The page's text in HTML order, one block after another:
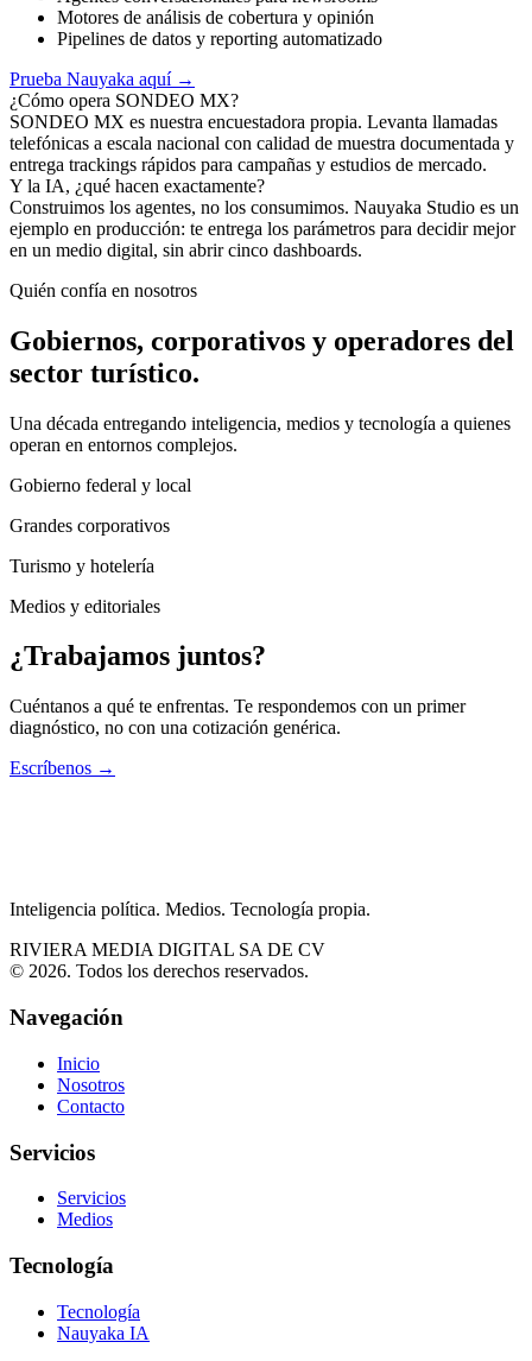
Motores de análisis de cobertura y opinión
Pipelines de datos y reporting automatizado
Prueba Nauyaka aquí →
¿Cómo opera SONDEO MX?
SONDEO MX es nuestra encuestadora propia. Levanta llamadas
telefónicas a escala nacional con calidad de muestra documentada y
entrega trackings rápidos para campañas y estudios de mercado.
Y la IA, ¿qué hacen exactamente?
Construimos los agentes, no los consumimos. Nauyaka Studio es un
ejemplo en producción: te entrega los parámetros para decidir mejor
en un medio digital, sin abrir cinco dashboards.
Quién confía en nosotros
Gobiernos, corporativos y operadores del
sector turístico.
Una década entregando inteligencia, medios y tecnología a quienes
operan en entornos complejos.
Gobierno federal y local
Grandes corporativos
Turismo y hotelería
Medios y editoriales
¿Trabajamos juntos?
Cuéntanos a qué te enfrentas. Te respondemos con un primer
diagnóstico, no con una cotización genérica.
Escríbenos →
Inteligencia política. Medios. Tecnología propia.
RIVIERA MEDIA DIGITAL SA DE CV
© 2026. Todos los derechos reservados.
Navegación
Inicio
Nosotros
Contacto
Servicios
Servicios
Medios
Tecnología
Tecnología
Nauyaka IA